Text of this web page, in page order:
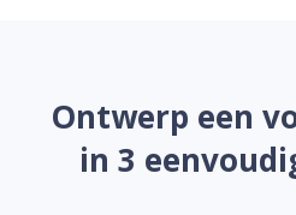
Ontwerp een
in 3